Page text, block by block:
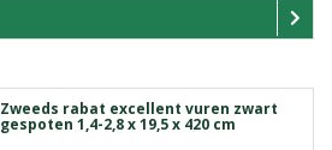
Zweeds rabat excellent vuren zwart
gespoten 1,4-2,8 x 19,5 x 420 cm